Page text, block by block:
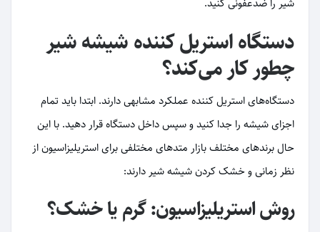
شیر را ضدعفونی کنید.
دستگاه استریل کننده شیشه شیر
چطور کار می‌کند؟
دستگاه‌های استریل کننده عملکرد مشابهی دارند. ابتدا باید تمام
اجزای شیشه را جدا کنید و سپس داخل دستگاه قرار دهید. با این
حال برندهای مختلف بازار متدهای مختلفی برای استریلیزاسیون از
نظر زمانی و خشک کردن شیشه شیر دارند:
روش استریلیزاسیون: گرم یا خشک؟